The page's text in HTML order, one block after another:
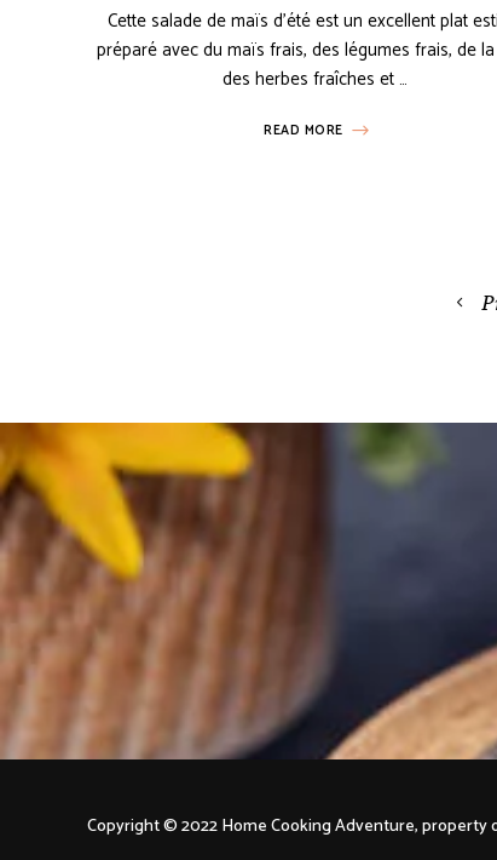
Cette salade de maïs d’été est un excellent plat
préparé avec du maïs frais, des légumes frais, de
des herbes fraîches et …
READ MORE
Copyright © 2022 Home Cooking Adventure, property